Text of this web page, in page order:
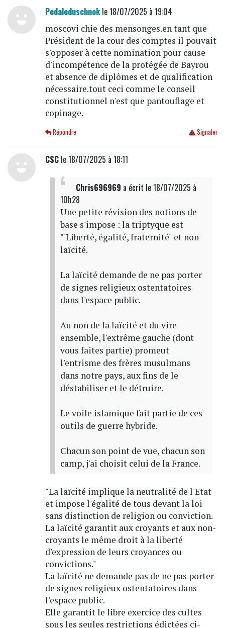
Pedaleduschnokle 18/07/2025 à 19:04
moscovi chie des mensonges.en tant que
Président de la cour des comptes il pouvait
s'opposer à cette nomination pour cause
d'incompétence de la protégée de Bayrou
et absence de diplômes et de qualification
nécessaire.tout ceci comme le conseil
constitutionnel n'est que pantouflage et
copinage.
Signaler
Répondre
CSCle 18/07/2025 à 18:11
Chris696969 a écrit le 18/07/2025 à
10h28
Une petite révision des notions de
base s'impose : la triptyque est
"'Liberté, égalité, fraternité" et non
laïcité.
La laïcité demande de ne pas porter
de signes religieux ostentatoires
dans l'espace public.
Au non de la laïcité et du vire
ensemble, l'extrême gauche (dont
vous faites partie) promeut
l'entrisme des frères musulmans
dans notre pays, aux fins de le
déstabiliser et le détruire.
Le voile islamique fait partie de ces
outils de guerre hybride.
Chacun son point de vue, chacun son
camp, j'ai choisit celui de la France.
"La laïcité implique la neutralité de l'Etat
et impose l'égalité de tous devant la loi
sans distinction de religion ou conviction.
La laïcité garantit aux croyants et aux non-
croyants le même droit à la liberté
d'expression de leurs croyances ou
convictions."
La laïcité ne demande pas de ne pas porter
de signes religieux ostentatoires dans
l'espace public.
Elle garantit le libre exercice des cultes
sous les seules restrictions édictées ci-